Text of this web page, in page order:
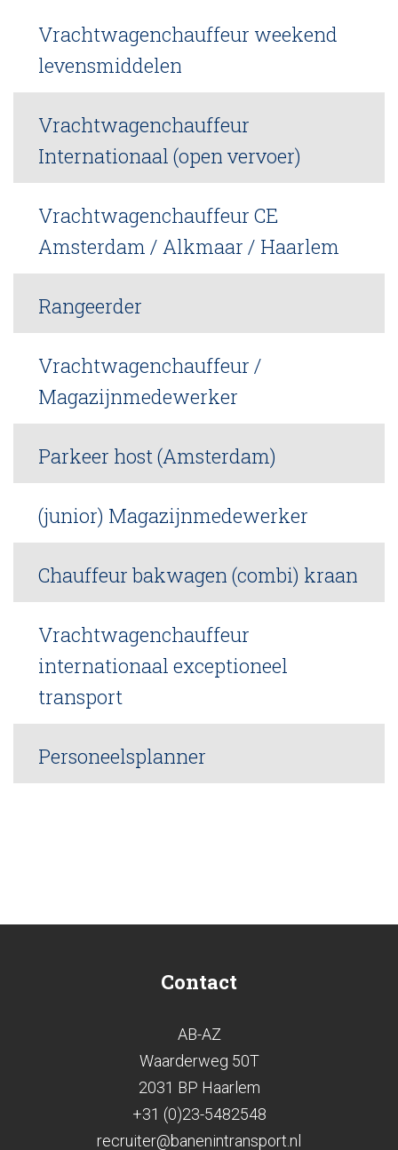
Vrachtwagenchauffeur weekend
levensmiddelen
Vrachtwagenchauffeur
Internationaal (open vervoer)
Vrachtwagenchauffeur CE
Amsterdam / Alkmaar / Haarlem
Rangeerder
Vrachtwagenchauffeur /
Magazijnmedewerker
Parkeer host (Amsterdam)
(junior) Magazijnmedewerker
Chauffeur bakwagen (combi) kraan
Vrachtwagenchauffeur
internationaal exceptioneel
transport
Personeelsplanner
Contact
AB-AZ
Waarderweg 50T
2031 BP Haarlem
+31 (0)23-5482548
recruiter@banenintransport.nl